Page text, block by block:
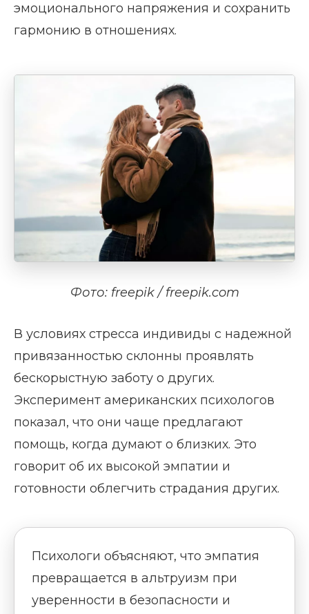
эмоционального напряжения и сохранить
гармонию в отношениях.
Фото: freepik / freepik.com
В условиях стресса индивиды с надежной
привязанностью склонны проявлять
бескорыстную заботу о других.
Эксперимент американских психологов
показал, что они чаще предлагают
помощь, когда думают о близких. Это
говорит об их высокой эмпатии и
готовности облегчить страдания других.
Психологи объясняют, что эмпатия
превращается в альтруизм при
уверенности в безопасности и